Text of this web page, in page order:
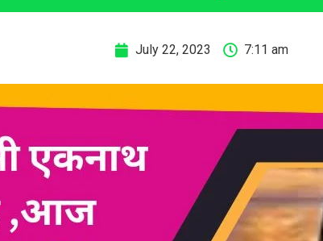
July 22, 2023 7:11 am